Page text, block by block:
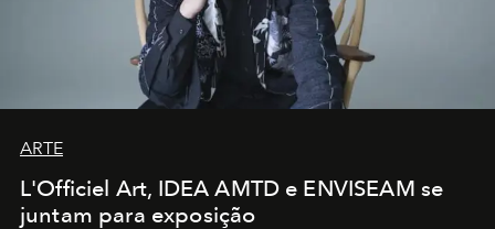
ARTE
L'Officiel Art, IDEA AMTD e ENVISEAM se
juntam para exposição